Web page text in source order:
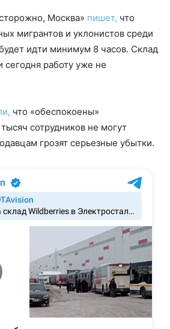
Москва» пишет, что
мигрантов и уклонистов среди
идти минимум 8 часов. Склад
сегодня работу уже не
что «обеспокоены»
сотрудников не могут
грозят серьезные убытки.